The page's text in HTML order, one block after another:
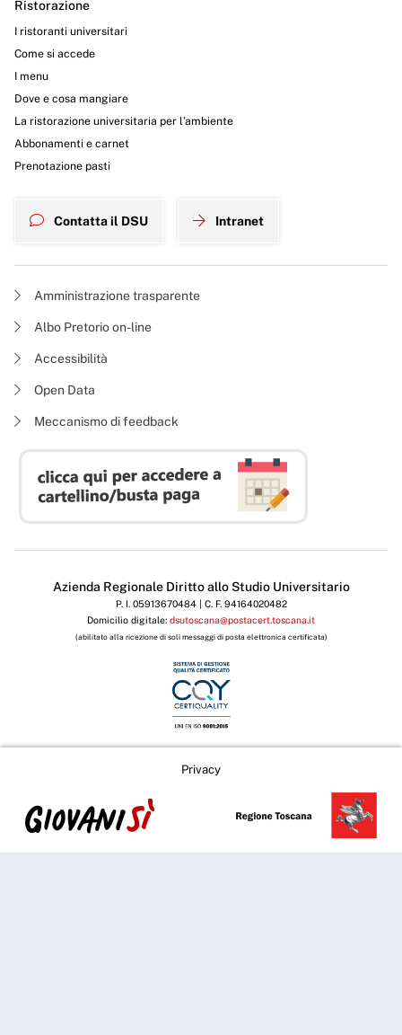
Ristorazione
I ristoranti universitari
Come si accede
I menu
Dove e cosa mangiare
La ristorazione universitaria per l’ambiente
Abbonamenti e carnet
Prenotazione pasti
Contatta il DSU Intranet
Amministrazione trasparente
Albo Pretorio on-line
Accessibilità
Open Data
Meccanismo di feedback
Azienda Regionale Diritto allo Studio Universitario
P. I. 05913670484 | C. F. 94164020482
Domicilio digitale: dsutoscana@postacert.toscana.it
(abilitato alla ricezione di soli messaggi di posta elettronica certificata)
Privacy